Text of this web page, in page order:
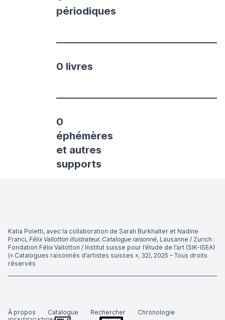
périodiques
0 livres
0
éphémères
et autres
supports
Katia Poletti, avec la collaboration de Sarah Burkhalter et Nadine
Franci, Félix Vallotton illustrateur. Catalogue raisonné, Lausanne / Zurich :
Fondation Félix Vallotton / Institut suisse pour l’étude de l’art (SIK-ISEA)
(« Catalogues raisonnés d’artistes suisses », 32), 2025 – Tous droits
réservés
À propos Catalogue Rechercher
Chronologie